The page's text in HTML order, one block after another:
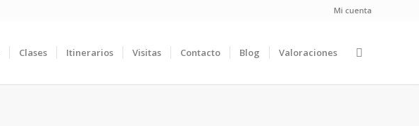
Mi cuenta
Clases Itinerarios Visitas Contacto Blog Valoraciones